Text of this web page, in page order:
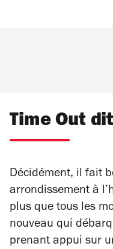
Time Out dit
Décidément, il fait
arrondissement à
plus que tous les
nouveau qui
prenant appui sur